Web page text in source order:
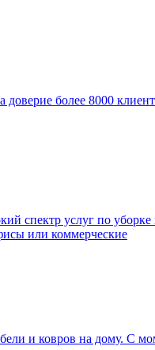
более 8000
спектр услуг по
или коммерческие
и ковров на дому. С